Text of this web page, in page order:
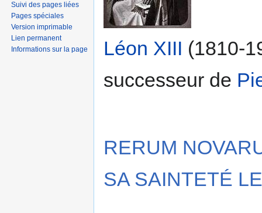
Léon XIII (1810-
successeur de
RERUM
SA SAINTETÉ
Suivi des pages liées
Pages spéciales
Version imprimable
Lien permanent
Informations sur la page